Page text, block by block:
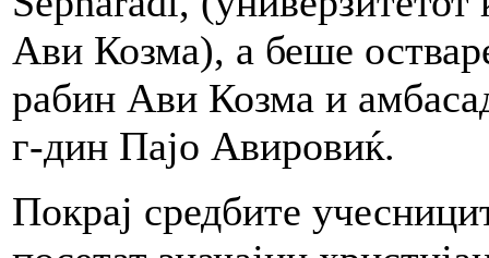
Ави Козма), а беше
рабин Ави Козма и
г-дин Пајо Авировиќ.
Покрај средбите